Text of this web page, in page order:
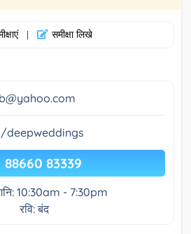
| समीक्षा लिखे
deepweddings
88660 83339
10:30am - 7:30pm
रवि: बंद